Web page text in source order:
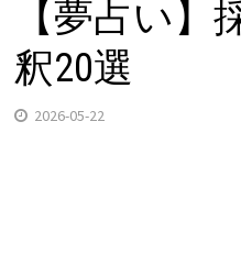
【夢占い】
釈20選
2026-05-22